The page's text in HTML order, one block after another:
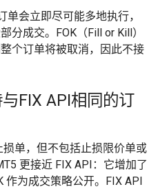
单会立即尽可能多地执行，
分成交。FOK（Fill or Kill）
个订单将被取消，因此不接
FIX API相同的订
单，但不包括止损限价单或
更接近 FIX API：它增加了
作为成交策略公开。FIX API